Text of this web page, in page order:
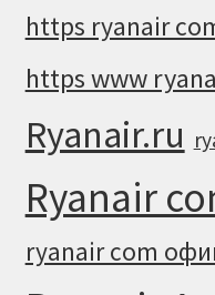
https ryanair
https www
Ryanair.ru
Ryanair
ryanair com